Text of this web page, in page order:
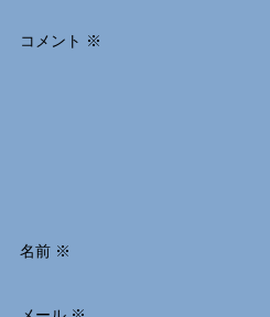
コメント ※
名前 ※